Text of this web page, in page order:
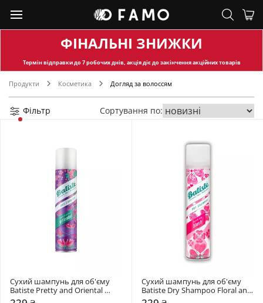
ФІНАЛЬНІ ЗНИЖКИ
Термін відправкидо 7 робочих днів, акція діє до закінчення акційних товарів
Продукти Косметика Догляд за волоссям
Фільтр Сортування по:
Сухий шампунь для об'єму
Batiste Pretty and Oriental
Opulent
Сухий шампунь для об'єму
Batiste Dry Shampoo Floral and
Flirty Blush